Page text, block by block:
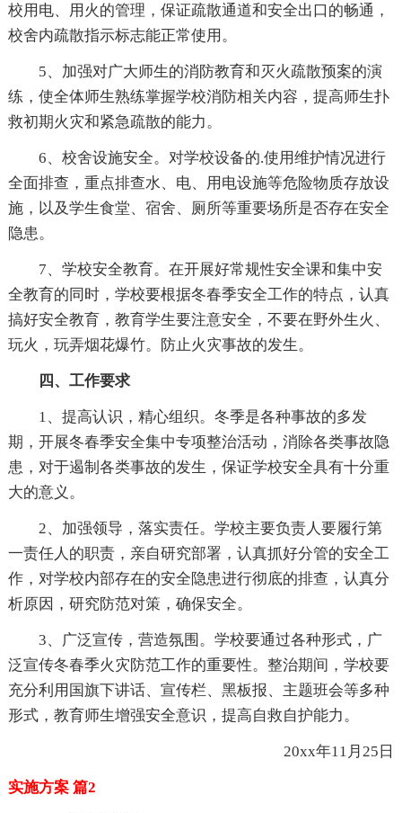
校用电、用火的管理，保证疏散通道和安全出口的畅通，
校舍内疏散指示标志能正常使用。
5、加强对广大师生的消防教育和灭火疏散预案的演
练，使全体师生熟练掌握学校消防相关内容，提高师生扑
救初期火灾和紧急疏散的能力。
6、校舍设施安全。对学校设备的.使用维护情况进行
全面排查，重点排查水、电、用电设施等危险物质存放设
施，以及学生食堂、宿舍、厕所等重要场所是否存在安全
隐患。
7、学校安全教育。在开展好常规性安全课和集中安
全教育的同时，学校要根据冬春季安全工作的特点，认真
搞好安全教育，教育学生要注意安全，不要在野外生火、
玩火，玩弄烟花爆竹。防止火灾事故的发生。
四、工作要求
1、提高认识，精心组织。冬季是各种事故的多发
期，开展冬春季安全集中专项整治活动，消除各类事故隐
患，对于遏制各类事故的发生，保证学校安全具有十分重
大的意义。
2、加强领导，落实责任。学校主要负责人要履行第
一责任人的职责，亲自研究部署，认真抓好分管的安全工
作，对学校内部存在的安全隐患进行彻底的排查，认真分
析原因，研究防范对策，确保安全。
3、广泛宣传，营造氛围。学校要通过各种形式，广
泛宣传冬春季火灾防范工作的重要性。整治期间，学校要
充分利用国旗下讲话、宣传栏、黑板报、主题班会等多种
形式，教育师生增强安全意识，提高自救自护能力。
20xx年11月25日
实施方案 篇2